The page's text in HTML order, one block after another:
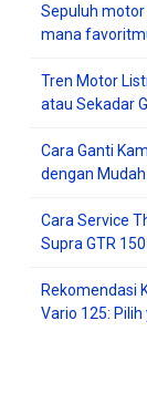
Sepuluh
mana
Tren Motor
atau Sekadar
Cara Ganti
dengan Mudah
Cara Service
Supra GTR 150
Rekomendasi
Vario 125: